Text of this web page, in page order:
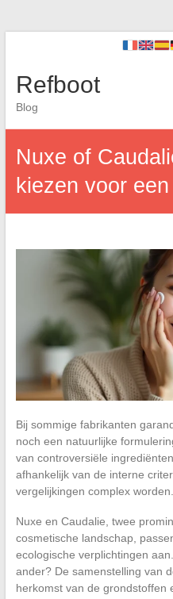
Refboot
Blog
Nuxe of
kiezen voor
Bij sommige fabrikanten
noch een natuurlijke
van controversiële
afhankelijk van de interne
vergelijkingen complex worden.
Nuxe en Caudalie, twee
cosmetische landschap,
ecologische verplichtingen
ander? De samenstelling van
herkomst van de grondstoffen